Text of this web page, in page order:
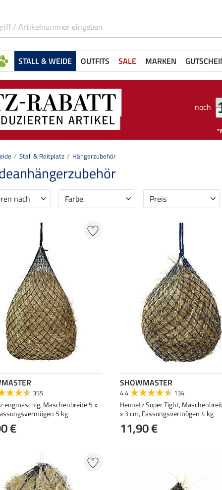
STALL & WEIDE OUTFITS SALE MARKEN
noch
Stall & Reitplatz Hängerzubehör
nach Farbe Preis
355
engmaschig, Maschenbreite 5 x
5 kg
€
SHOWMASTER
4.4 134
Heunetz Super Tight,
x 3 cm, Fassungsvermögen 4 kg
11,90 €